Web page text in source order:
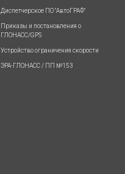
Диспетчерское ПО "АвтоГРАФ"
Приказы и постановления о
ГЛОНАСС/GPS
Устройство ограничения скорости
ЭРА-ГЛОНАСС / ПП №153